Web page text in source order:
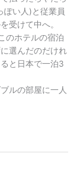
ぽい人)と従業員
受けて中へ。
のホテルの宿泊
選んだのだけれ
と日本で一泊3
ルの部屋に一人